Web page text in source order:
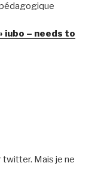
iubo – needs to
twitter. Mais je ne